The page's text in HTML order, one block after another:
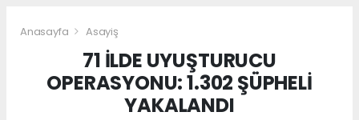
Anasayfa Asayiş
71 İLDE UYUŞTURUCU
OPERASYONU: 1.302 ŞÜPHELİ
YAKALANDI